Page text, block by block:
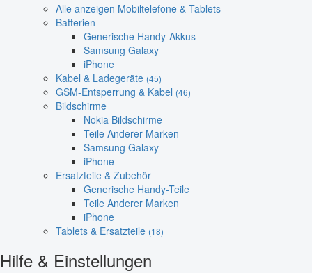
Alle anzeigen Mobiltelefone & Tablets
Batterien
Generische Handy-Akkus
Samsung Galaxy
iPhone
Kabel & Ladegeräte (45)
GSM-Entsperrung & Kabel (46)
Bildschirme
Nokia Bildschirme
Teile Anderer Marken
Samsung Galaxy
iPhone
Ersatzteile & Zubehör
Generische Handy-Teile
Teile Anderer Marken
iPhone
Tablets & Ersatzteile (18)
Hilfe & Einstellungen